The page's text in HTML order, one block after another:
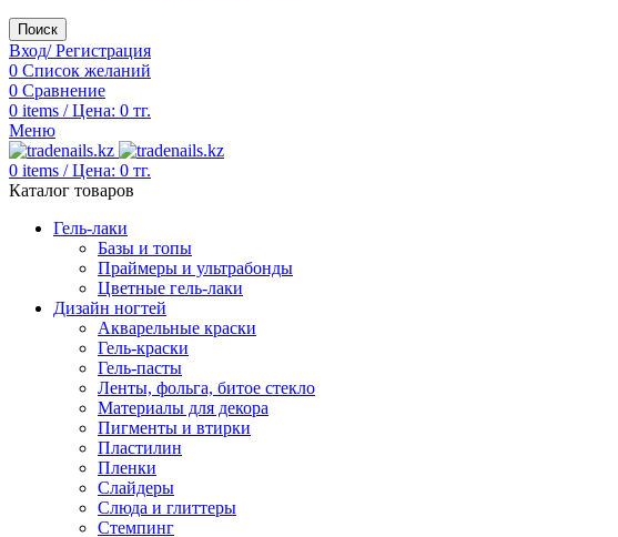
Поиск
Вход/ Регистрация
0 Список желаний
0 Сравнение
0 items / Цена: 0 тг.
Меню
0 items / Цена: 0 тг.
Каталог товаров
Гель-лаки
Базы и топы
Праймеры и ультрабонды
Цветные гель-лаки
Дизайн ногтей
Акварельные краски
Гель-краски
Гель-пасты
Ленты, фольга, битое стекло
Материалы для декора
Пигменты и втирки
Пластилин
Пленки
Слайдеры
Слюда и глиттеры
Стемпинг